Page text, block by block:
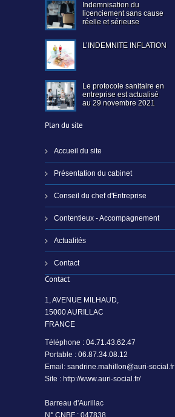
Indemnisation du
licenciement sans cause
réelle et sérieuse
L’INDEMNITE INFLATION
Le protocole sanitaire en
entreprise est actualisé
au 29 novembre 2021
Plan du site
Accueil du site
Présentation du cabinet
Conseil du chef d'Entreprise
Contentieux - Accompagnement
Actualités
Contact
Contact
1, AVENUE MILHAUD,
15000 AURILLAC
FRANCE
Téléphone : 04.71.43.62.47
Portable : 06.87.34.08.12
Email: sandrine.mahillon@auri-social.fr
Site : http://www.auri-social.fr/
Barreau d'Aurillac